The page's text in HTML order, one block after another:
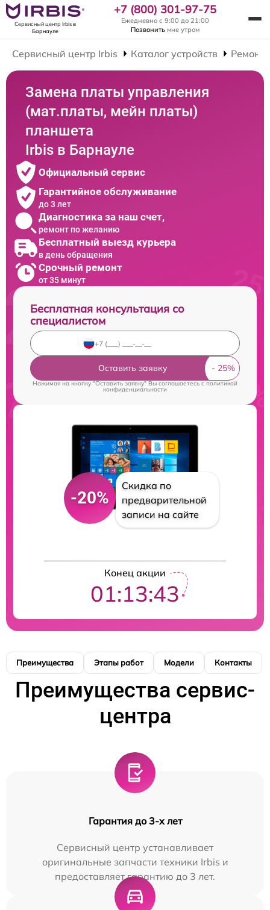
Сервисный центр Irbisв
Барнауле
+7 (800) 301-97-75
Ежедневно с 9:00 до 21:00
Позвонить мне утром
Сервисный центр Irbis Каталог устройств Ремонт
Замена платы управления
(мат.платы, мейн платы)
планшета
Irbis в Барнауле
Официальный сервис
Гарантийное обслуживание
до 3 лет
Диагностика за наш счет,
ремонт по желанию
Бесплатный выезд курьера
в день обращения
Срочный ремонт
от 35 минут
Бесплатная консультация со
специалистом
Оставить заявку
Нажимая на кнопку "Оставить заявку" Вы соглашаетесь c политикой
конфиденциальности
-20%
Скидка по
предварительной
записи на сайте
Конец акции
01:13:42
Преимущества Этапы работ Модели Контакты
Преимущества сервис-
центра
Гарантия до 3-х лет
Сервисный центр устанавливает
оригинальные запчасти техники Irbis и
предоставляет гарантию до 3 лет.